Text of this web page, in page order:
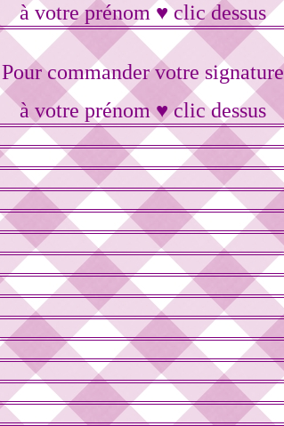
à votre prénom ♥ clic dessus
Pour commander votre signature
à votre prénom ♥ clic dessus